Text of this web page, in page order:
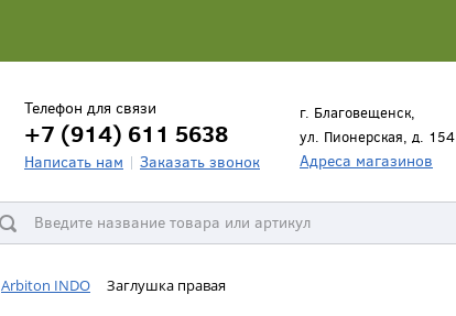
Телефон для связи
+7 (914) 611 5638
Написать нам Заказать звонок
г. Благовещенск,
ул. Пионерская, д. 154
Адреса магазинов
Arbiton INDO Заглушка правая